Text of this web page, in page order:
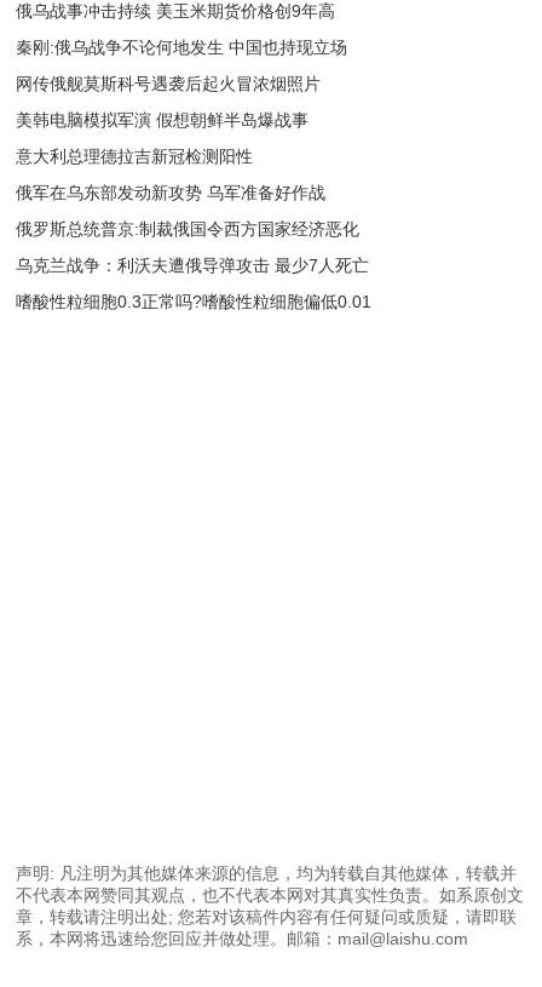
俄乌战事冲击持续 美玉米期货价格创9年高
秦刚:俄乌战争不论何地发生 中国也持现立场
网传俄舰莫斯科号遇袭后起火冒浓烟照片
美韩电脑模拟军演 假想朝鲜半岛爆战事
意大利总理德拉吉新冠检测阳性
俄军在乌东部发动新攻势 乌军准备好作战
​俄罗斯总统普京:制裁俄国令西方国家经济恶化
乌克兰战争：利沃夫遭俄导弹攻击 最少7人死亡
嗜酸性粒细胞0.3正常吗?嗜酸性粒细胞偏低0.01
声明: 凡注明为其他媒体来源的信息，均为转载自其他媒体，转载并
不代表本网赞同其观点，也不代表本网对其真实性负责。如系原创文
章，转载请注明出处; 您若对该稿件内容有任何疑问或质疑，请即联
系，本网将迅速给您回应并做处理。邮箱：mail@laishu.com